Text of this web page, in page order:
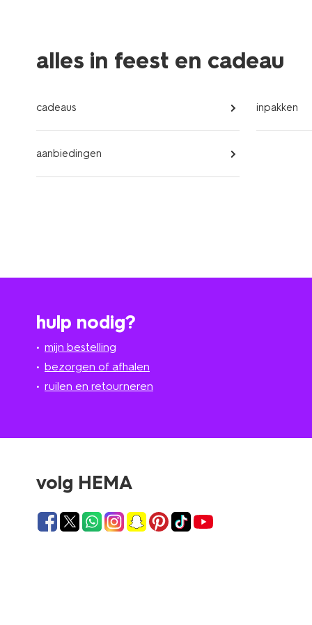
alles in feest en cadeau
cadeaus inpakken
aanbiedingen
hulp nodig?
mijn bestelling
bezorgen of afhalen
ruilen en retourneren
volg HEMA